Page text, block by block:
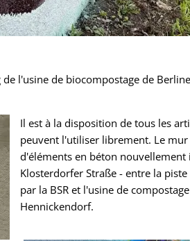
l'usine de biocompostage de
Il est à la disposition de tous les
peuvent l'utiliser librement. Le
d'éléments en béton nouvellement
Klosterdorfer Straße - entre la
par la BSR et l'usine de
Hennickendorf.